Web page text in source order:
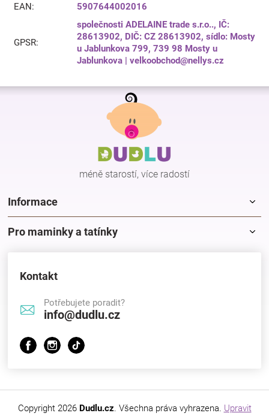
EAN: 5907644002016
GPSR:
společnosti ADELAINE trade s.r.o.., IČ:
28613902, DIČ: CZ 28613902, sídlo: Mosty
u Jablunkova 799, 739 98 Mosty u
Jablunkova | velkoobchod@nellys.cz
Z
méně starostí, více radostí
Informace
Pro maminky a tatínky
Kontakt
Potřebujete poradit?
info@dudlu.cz
Copyright 2026 Dudlu.cz. Všechna práva vyhrazena. Upravit